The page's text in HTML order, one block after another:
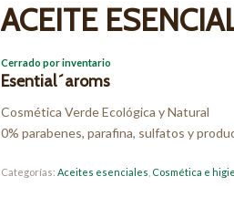
ACEITE
Cerrado por inventario
Esential´aroms
Cosmética Verde Ecológica y Natural
0% parabenes, parafina, sulfatos y
Categorías:Aceites esenciales Cosmética e